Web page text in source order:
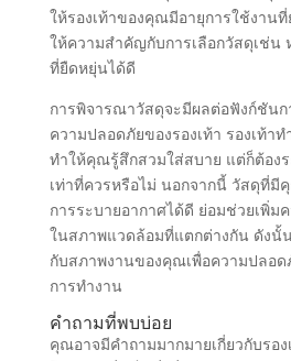
ให้รองเท้าของคุณมีอายุการใช้งาน
ให้ความสำคัญกับการเลือกวัสดุเช่น
ที่ยืดหยุ่นได้ดี
การพิจารณาวัสดุจะมีผลต่อฟังก์ชันก
ความปลอดภัยของรองเท้า รองเท้า
ทำให้คุณรู้สึกสวมใส่สบาย แต่ก็ต้อง
เท่าที่ควรหรือไม่ นอกจากนี้ วัสดุที่
การระบายอากาศได้ดี ย่อมช่วยเพิ่
ในสภาพแวดล้อมที่แตกต่างกัน ดังนั้
กับสภาพงานของคุณเพื่อความปลอ
การทำงาน
คำถามที่พบบ่อย
คุณอาจมีคำถามมากมายเกี่ยวกับรอ